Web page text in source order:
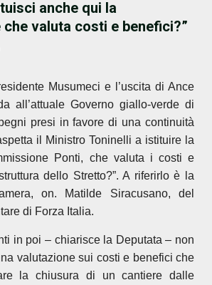
anche qui la
valuta costi e benefici?”
Musumeci e l’uscita di Ance
all’attuale Governo giallo-verde di
presi in favore di una continuità
il Ministro Toninelli a istituire la
Ponti, che valuta i costi e
dello Stretto?”. A riferirlo è la
on. Matilde Siracusano, del
di Forza Italia.
in poi – chiarisce la Deputata – non
valutazione sui costi e benefici che
la chiusura di un cantiere dalle